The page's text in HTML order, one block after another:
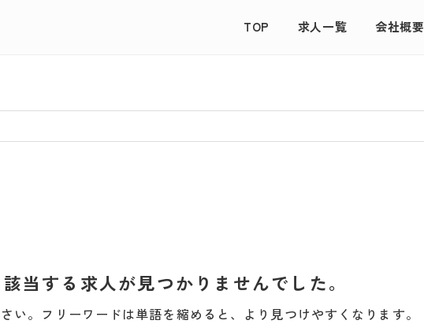
TOP 求人一覧 会社概要
当する求人が見つかりませんでした。
い。フリーワードは単語を縮めると、より見つけやすくなります。